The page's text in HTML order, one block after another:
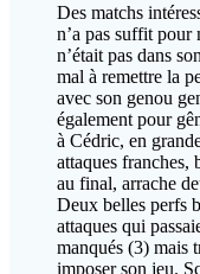
Des matchs
n’a pas suffit pour
n’était pas dans
mal à remettre la
avec son genou
également pour
à Cédric, en
attaques franches,
au final, arrache
Deux belles perfs
attaques qui
manqués (3) mais
imposer son jeu.